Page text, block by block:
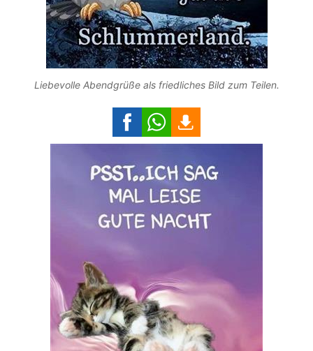
Liebevolle Abendgrüße als friedliches Bild zum Teilen.